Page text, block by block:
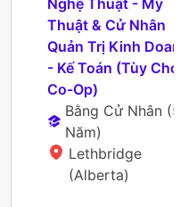
Thuật & Cử Nhân
Quản Trị Kinh
- Kế Toán (Tùy Chọn
Co-Op)
Bằng Cử Nhân (5
Năm)
Lethbridge
(Alberta)